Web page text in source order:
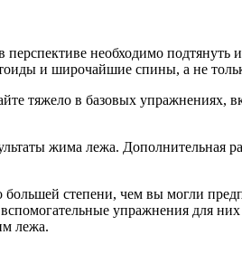
необходимо
и широчайшие спины, а не
тяжело в базовых
жима лежа.
степени, чем вы могли
упражнения для
лежа.